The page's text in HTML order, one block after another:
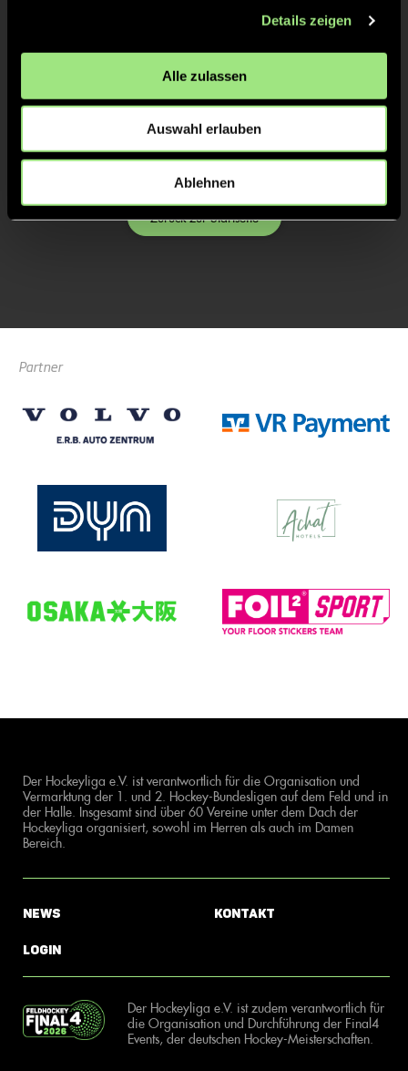
Details zeigen
Alle zulassen
Auswahl erlauben
Ablehnen
Sommer
Zurück zur Startseite
Partner
Der Hockeyliga e.V. ist verantwortlich für die Organisation und
Vermarktung der 1. und 2. Hockey-Bundesligen auf dem Feld und in
der Halle. Insgesamt sind über 60 Vereine unter dem Dach der
Hockeyliga organisiert, sowohl im Herren als auch im Damen
Bereich.
News
Login
Kontakt
Der Hockeyliga e.V. ist zudem verantwortlich für
die Organisation und Durchführung der Final4
Events, der deutschen Hockey-Meisterschaften.